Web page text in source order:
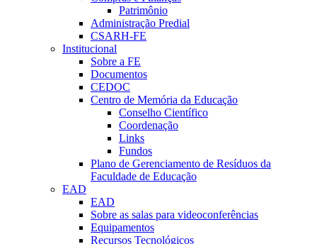
Patrimônio
Administração Predial
CSARH-FE
Institucional
Sobre a FE
Documentos
CEDOC
Centro de Memória da Educação
Conselho Científico
Coordenação
Links
Fundos
Plano de Gerenciamento de Resíduos da
Faculdade de Educação
EAD
EAD
Sobre as salas para videoconferências
Equipamentos
Recursos Tecnológicos